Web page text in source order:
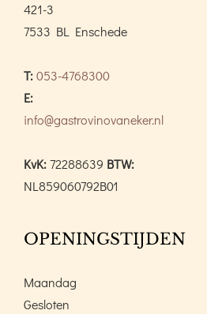
421-3
7533 BL Enschede
T:053-4768300
E:
info@gastrovinovaneker.nl
KvK:72288639 BTW:
NL859060792B01
OPENINGSTIJDEN
Maandag
Gesloten